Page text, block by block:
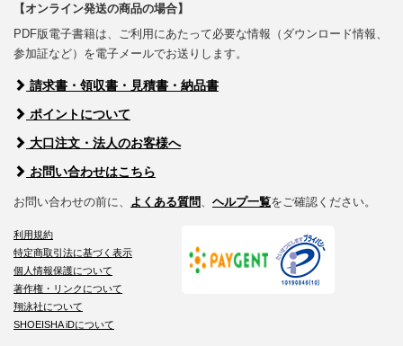
【オンライン発送の商品の場合】
PDF版電子書籍は、ご利用にあたって必要な情報（ダウンロード情報、
参加証など）を電子メールでお送りします。
請求書・領収書・見積書・納品書
ポイントについて
大口注文・法人のお客様へ
お問い合わせはこちら
お問い合わせの前に、 よくある質問 ヘルプ一覧をご確認ください。
利用規約
特定商取引法に基づく表示
個人情報保護について
著作権・リンクについて
翔泳社について
SHOEISHA iDについて